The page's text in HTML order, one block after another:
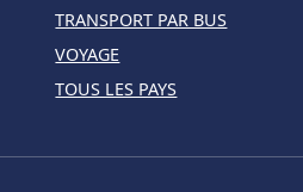
TRANSPORT PAR BUS
VOYAGE
TOUS LES PAYS